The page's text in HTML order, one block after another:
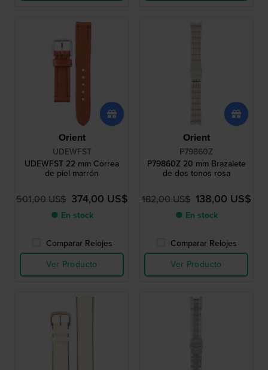
Orient
UDEWFST
UDEWFST 22 mm Correa
de piel marrón
501,00 US$ 374,00 US$
● En stock
Comparar Relojes
Ver Producto
Orient
P79860Z
P79860Z 20 mm Brazalete
de dos tonos rosa
182,00 US$ 138,00 US$
● En stock
Comparar Relojes
Ver Producto